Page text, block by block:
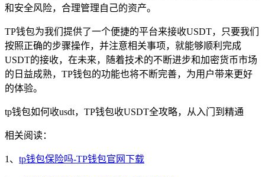
和安全风险，合理管理自己的资产。
TP钱包为我们提供了一个便捷的平台来接收USDT，只要我们
按照正确的步骤操作，并注意相关事项，就能够顺利完成
USDT的接收，在未来，随着技术的不断进步和加密货币市场
的日益成熟，TP钱包的功能也将不断完善，为用户带来更好
的体验。
tp钱包如何收usdt，TP钱包收USDT全攻略，从入门到精通
相关阅读：
1、 tp钱包保险吗-TP钱包官网下载